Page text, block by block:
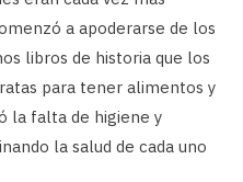
a apoderarse de los
libros de historia que los
para tener alimentos y
la falta de higiene y
la salud de cada uno